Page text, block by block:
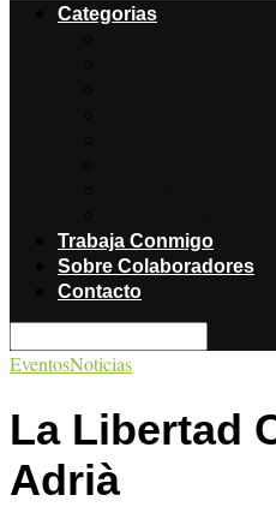
Categorias
Trabaja Conmigo
Sobre Colaboradores
Contacto
EventosNoticias
La Libertad
Adrià